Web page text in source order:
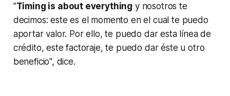
"Timing is about everything y nosotros te
decimos: este es el momento en el cual te puedo
aportar valor. Por ello, te puedo dar esta línea de
crédito, este factoraje, te puedo dar éste u otro
beneficio", dice.